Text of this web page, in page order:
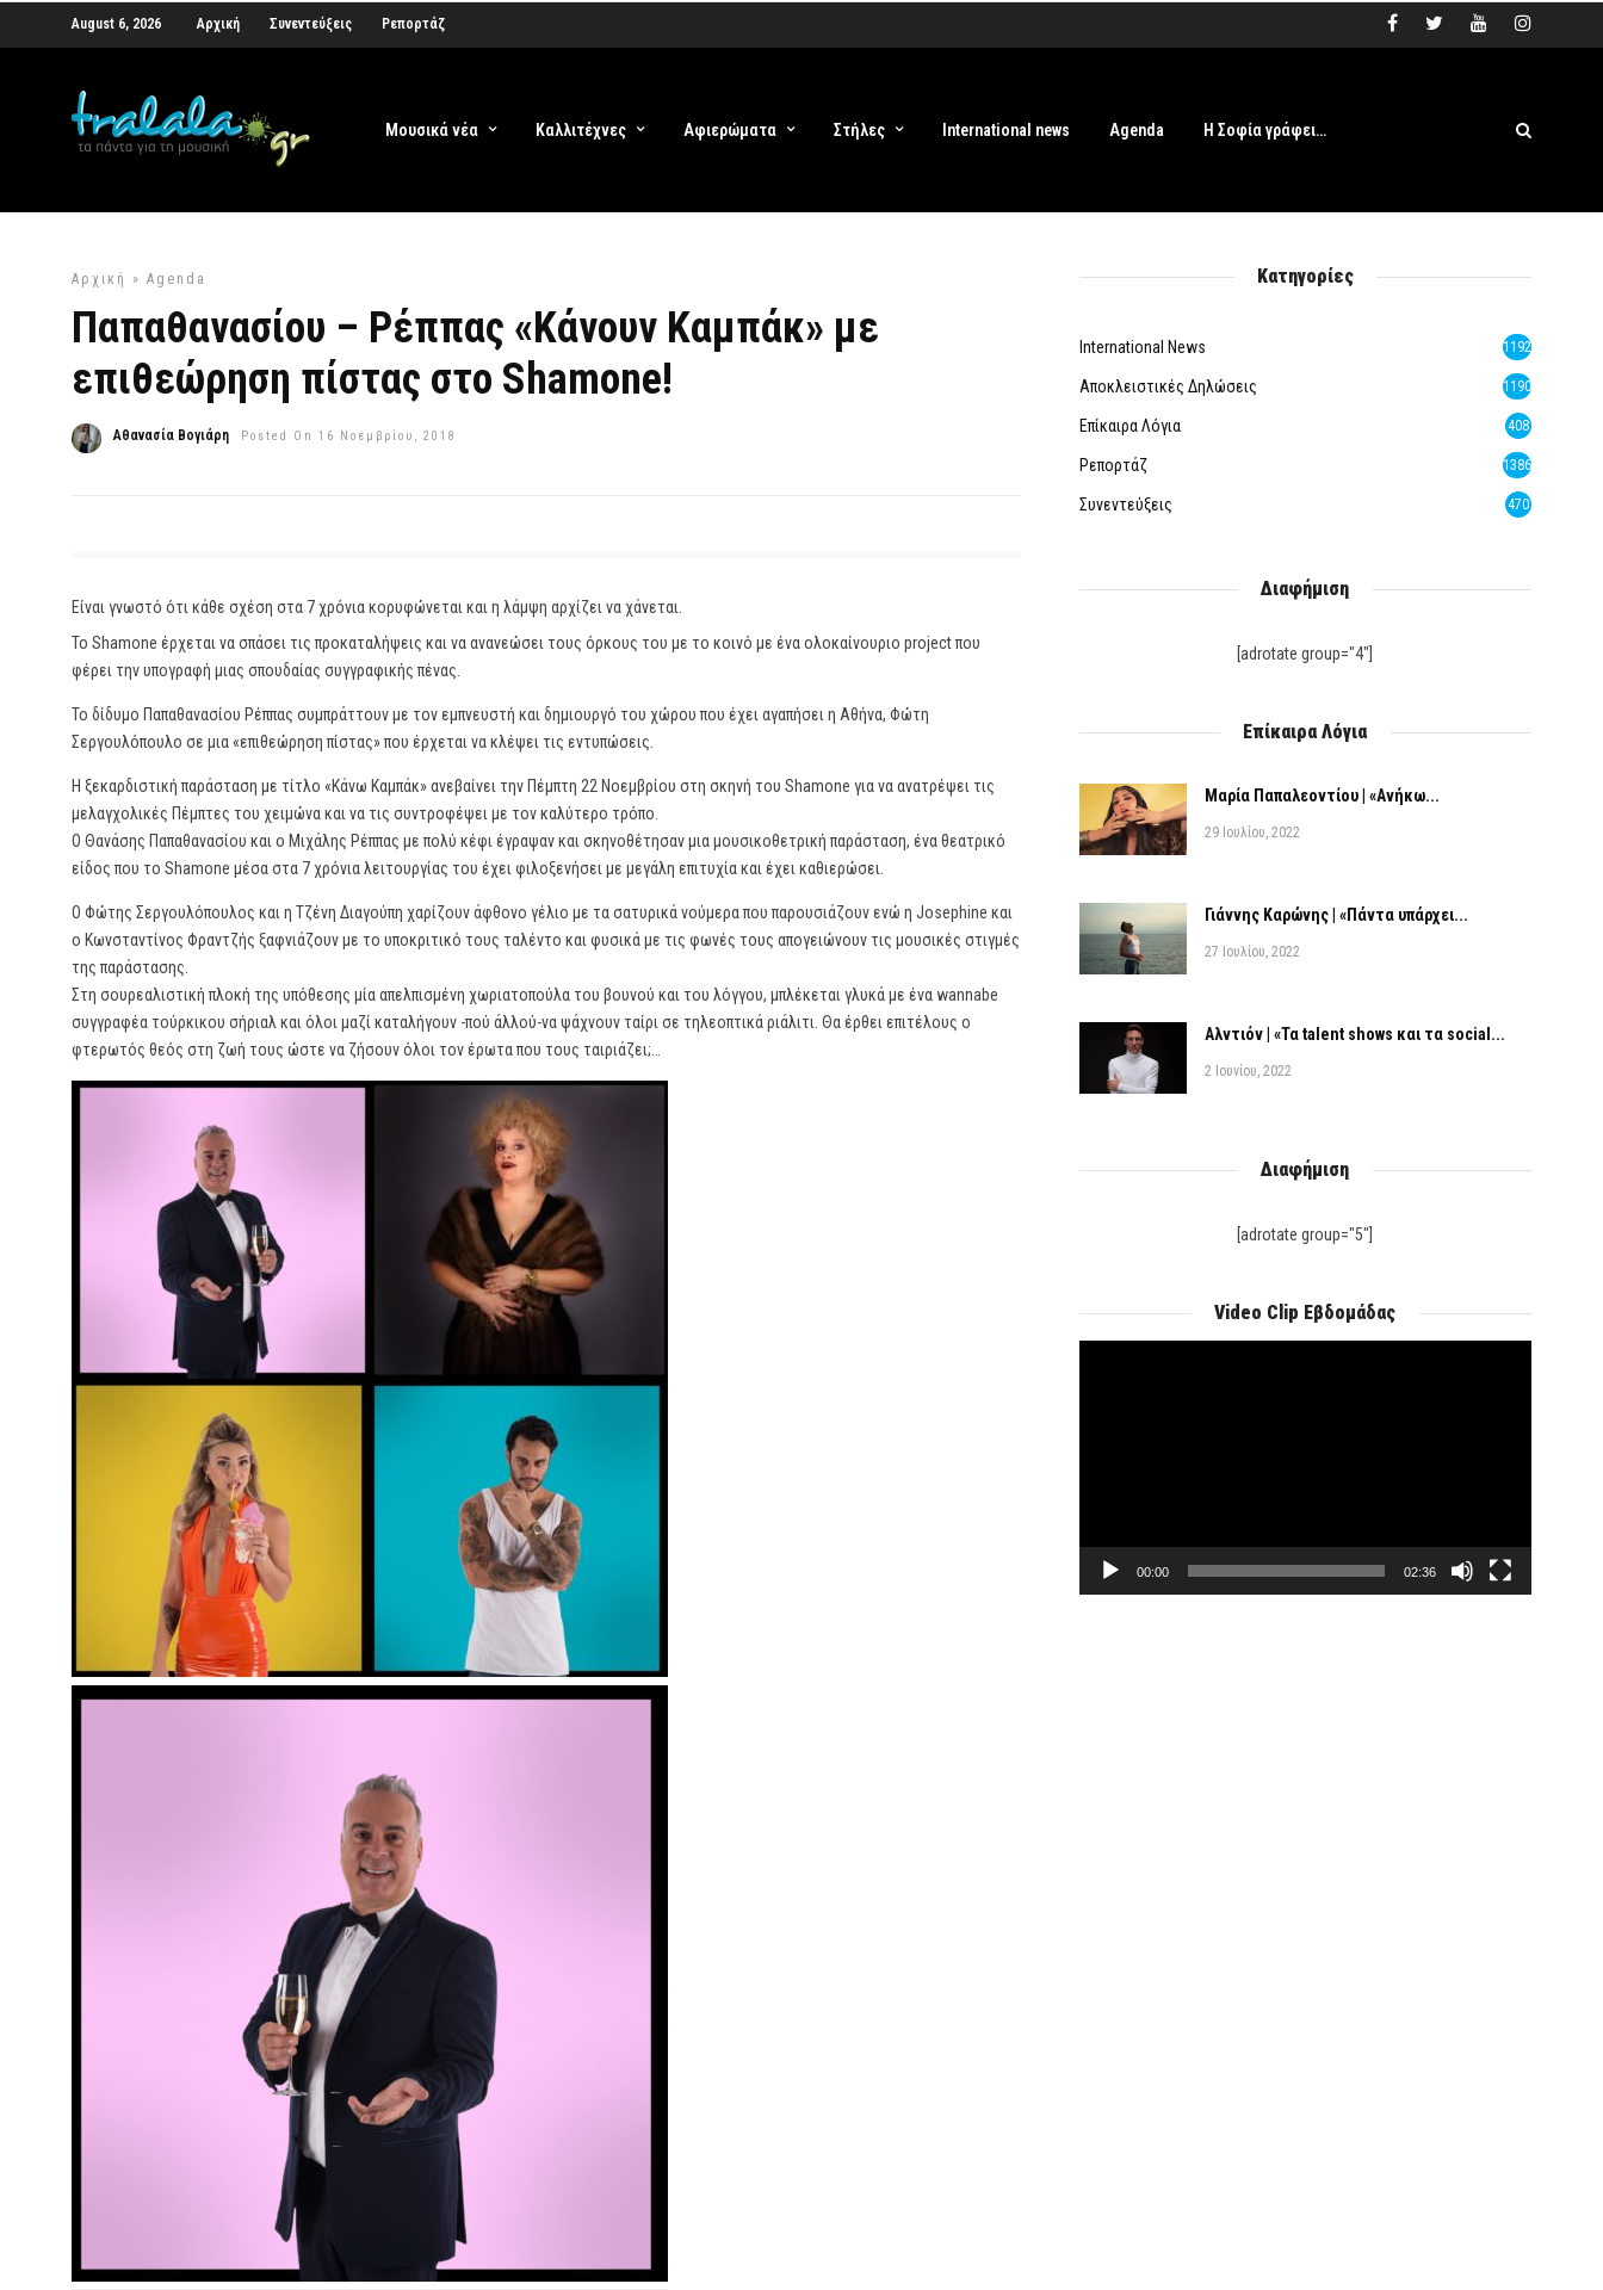
August 6, 2026 Αρχική Συνεντεύξεις Ρεπορτάζ
Μουσικά νέα Καλλιτέχνες Αφιερώματα Στήλες International news Agenda Η Σοφία γράφει…
Αρχική » Agenda
Παπαθανασίου – Ρέππας «Κάνουν Καμπάκ» με
επιθεώρηση πίστας στο Shamone!
Αθανασία Βογιάρη Posted On 16 Νοεμβρίου, 2018
Είναι γνωστό ότι κάθε σχέση στα 7 χρόνια κορυφώνεται και η λάμψη αρχίζει να χάνεται.
Το Shamone έρχεται να σπάσει τις προκαταλήψεις και να ανανεώσει τους όρκους του με το κοινό με ένα ολοκαίνουριο project που
φέρει την υπογραφή μιας σπουδαίας συγγραφικής πένας.
Το δίδυμο Παπαθανασίου Ρέππας συμπράττουν με τον εμπνευστή και δημιουργό του χώρου που έχει αγαπήσει η Αθήνα, Φώτη
Σεργουλόπουλο σε μια «επιθεώρηση πίστας» που έρχεται να κλέψει τις εντυπώσεις.
Η ξεκαρδιστική παράσταση με τίτλο «Κάνω Καμπάκ» ανεβαίνει την Πέμπτη 22 Νοεμβρίου στη σκηνή του Shamone για να ανατρέψει τις
μελαγχολικές Πέμπτες του χειμώνα και να τις συντροφέψει με τον καλύτερο τρόπο.
Ο Θανάσης Παπαθανασίου και ο Μιχάλης Ρέππας με πολύ κέφι έγραψαν και σκηνοθέτησαν μια μουσικοθετρική παράσταση, ένα θεατρικό
είδος που το Shamone μέσα στα 7 χρόνια λειτουργίας του έχει φιλοξενήσει με μεγάλη επιτυχία και έχει καθιερώσει.
Ο Φώτης Σεργουλόπουλος και η Τζένη Διαγούπη χαρίζουν άφθονο γέλιο με τα σατυρικά νούμερα που παρουσιάζουν ενώ η Josephine και
ο Κωνσταντίνος Φραντζής ξαφνιάζουν με το υποκριτικό τους ταλέντο και φυσικά με τις φωνές τους απογειώνουν τις μουσικές στιγμές
της παράστασης.
Στη σουρεαλιστική πλοκή της υπόθεσης μία απελπισμένη χωριατοπούλα του βουνού και του λόγγου, μπλέκεται γλυκά με ένα wannabe
συγγραφέα τούρκικου σήριαλ και όλοι μαζί καταλήγουν -πού άλλού-να ψάχνουν ταίρι σε τηλεοπτικά ριάλιτι. Θα έρθει επιτέλους ο
φτερωτός θεός στη ζωή τους ώστε να ζήσουν όλοι τον έρωτα που τους ταιριάζει;…
Κατηγορίες
International News 1192
Αποκλειστικές Δηλώσεις 1190
Επίκαιρα Λόγια 408
Ρεπορτάζ 1386
Συνεντεύξεις 470
Διαφήμιση
[adrotate group="4"]
Επίκαιρα Λόγια
Μαρία Παπαλεοντίου | «Ανήκω...
29 Ιουλίου, 2022
Γιάννης Καρώνης | «Πάντα υπάρχει...
27 Ιουλίου, 2022
Αλντιόν | «Τα talent shows και τα social...
2 Ιουνίου, 2022
Διαφήμιση
[adrotate group="5"]
Video Clip Εβδομάδας
00:00 02:36